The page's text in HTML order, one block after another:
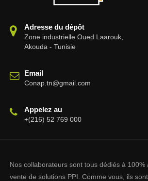
Adresse du dépôt
Zone industrielle Oued Laarouk,
Akouda - Tunisie
Email
Conap.tn@gmail.com
Appelez au
+(216) 52 769 000
Nos collaborateurs sont tous dédiés à 100%
vente de solutions PPI. Comme vous, ils